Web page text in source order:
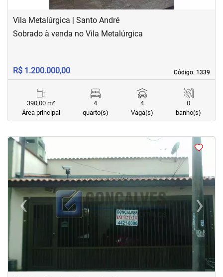
Vila Metalúrgica | Santo André
Código. 1339
Código. 1339
Sobrado à venda no Vila Metalúrgica
R$ 1.200.000,00
390,00 m²
Área principal
4
quarto(s)
4
Vaga(s)
0
banho(s)
<<<<
‹Previous ›Next